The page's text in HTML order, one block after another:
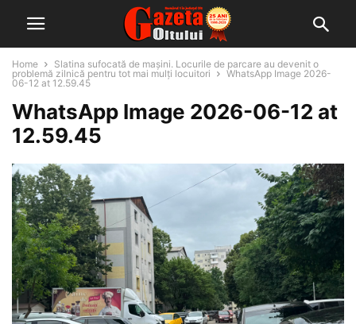
Home
Slatina sufocată de mașini. Locurile de parcare au devenit o
problemă zilnică pentru tot mai mulți locuitori
WhatsApp Image 2026-
06-12 at 12.59.45
WhatsApp Image 2026-06-12 at
12.59.45